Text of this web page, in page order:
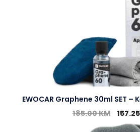
EWOCAR Graphene 30ml SET
185.00KM 157.25